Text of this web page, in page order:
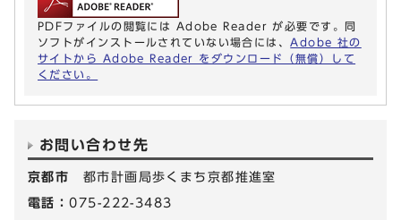
PDFファイルの閲覧には Adobe Reader が必要です。同
ソフトがインストールされていない場合には、 Adobe 社の
サイトから Adobe Reader をダウンロード（無償）して
ください。
お問い合わせ先
京都市 都市計画局歩くまち京都推進室
電話：075-222-3483